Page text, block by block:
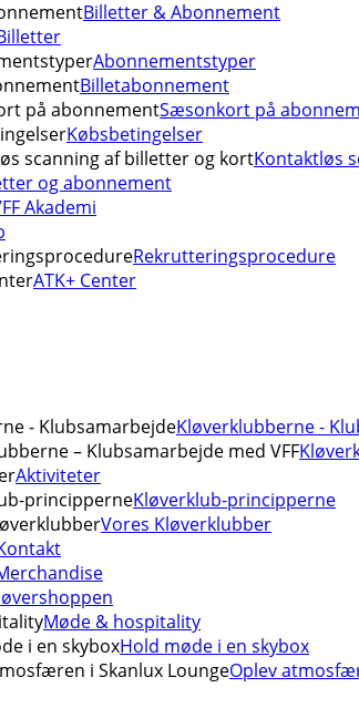
Billetter & Abonnement
Abonnementstyper
Billetabonnement
på abonnementSæsonkort på
Købsbetingelser
scanning af billetter og kortKontaktløs
og abonnement
Akademi
Rekrutteringsprocedure
ATK+ Center
- KlubsamarbejdeKløverklubberne -
– Klubsamarbejde med VFF
Aktiviteter
principperneKløverklub-principperne
Vores Kløverklubber
Møde & hospitality
i en skyboxHold møde i en skybox
i Skanlux LoungeOplev